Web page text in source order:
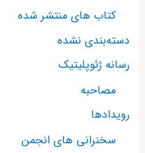
کتاب های منتشر شده
دسته‌بندی نشده
رسانه ژئوپلیتیک
مصاحبه
رویدادها
سخنرانی های انجمن